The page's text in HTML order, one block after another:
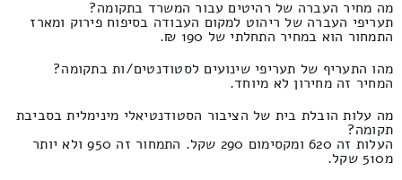
מה מחיר העברה של רהיטים עבור המשרד בתקומה?
תעריפי העברה של ריהוט למקום העבודה בסיפוח פירוק ומארז
התמחור הוא במחיר התחלתי של 190 ₪.
מהו התעריף של תעריפי שינועים לסטודנטים/ות בתקומה?
המחיר זה מחירון לא מיוחד.
מה עלות הובלת בית של הציבור הסטודנטיאלי מינימלית בסביבת
תקומה?
העלות זה 620 ומקסימום 290 שקל. התמחור זה 950 ולא יותר
מ510 שקל.